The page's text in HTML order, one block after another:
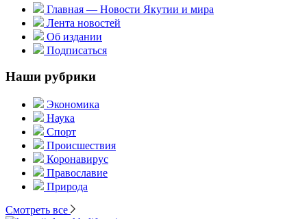
Главная — Новости Якутии и мира
Лента новостей
Об издании
Подписаться
Наши рубрики
Экономика
Наука
Спорт
Происшествия
Коронавирус
Православие
Природа
Смотреть все